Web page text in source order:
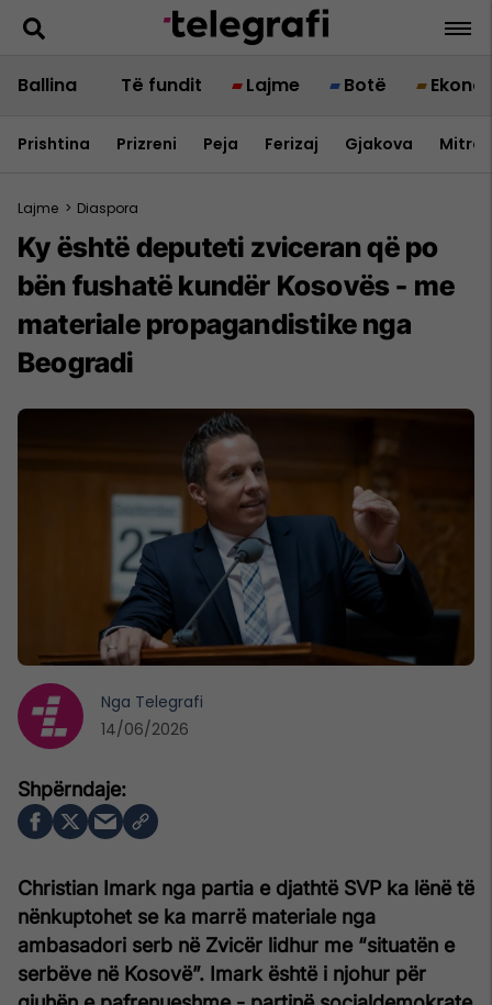
Ballina Të fundit Lajme Botë
Prishtina Prizreni Peja Ferizaj Gjakova
Lajme > Diaspora
Ky është deputeti zviceran që po
bën fushatë kundër Kosovës - me
materiale propagandistike nga
Beogradi
Christian Imark nga partia e djathtë SVP ka lënë të
nënkuptohet se ka marrë materiale nga
ambasadori serb në Zvicër lidhur me “situatën e
serbëve në Kosovë”. Imark është i njohur për
Nga Telegrafi
14/06/2026